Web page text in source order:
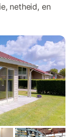
netheid, en